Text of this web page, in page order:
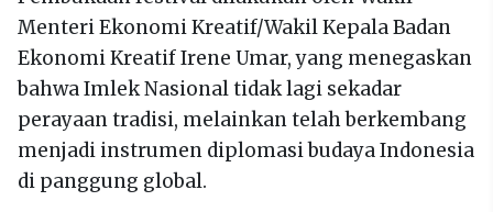
Menteri Ekonomi Kreatif/Wakil Kepala Badan
Ekonomi Kreatif Irene Umar, yang menegaskan
bahwa Imlek Nasional tidak lagi sekadar
perayaan tradisi, melainkan telah berkembang
menjadi instrumen diplomasi budaya Indonesia
di panggung global.